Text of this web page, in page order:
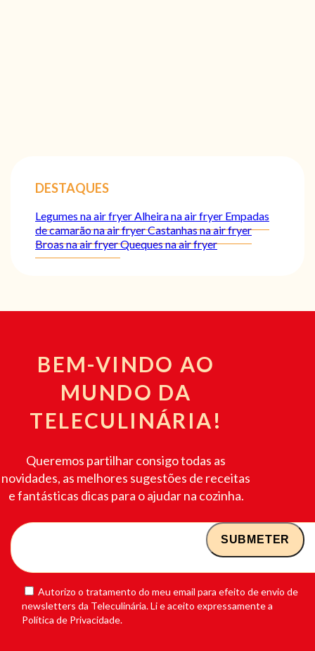
DESTAQUES
Legumes na air fryerAlheira na air fryer Empadas
de camarão na air fryerCastanhas na air fryer
Broas na air fryerQueques na air fryer
BEM-VINDO AO
MUNDO DA
TELECULINÁRIA!
Queremos partilhar consigo todas as
novidades, as melhores sugestões de receitas
e fantásticas dicas para o ajudar na cozinha.
Autorizo o tratamento do meu email para efeito de envio de
newsletters da Teleculinária. Li e aceito expressamente a
Política de Privacidade.